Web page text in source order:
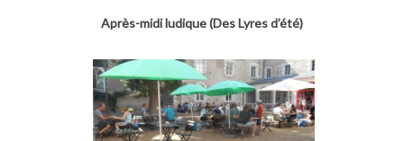
Après-midi ludique (Des Lyres d’été)